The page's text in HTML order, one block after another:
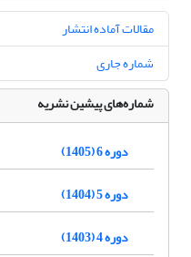
مقالات آماده انتشار
شماره جاری
شماره‌های پیشین نشریه
دوره 6 (1405)
دوره 5 (1404)
دوره 4 (1403)